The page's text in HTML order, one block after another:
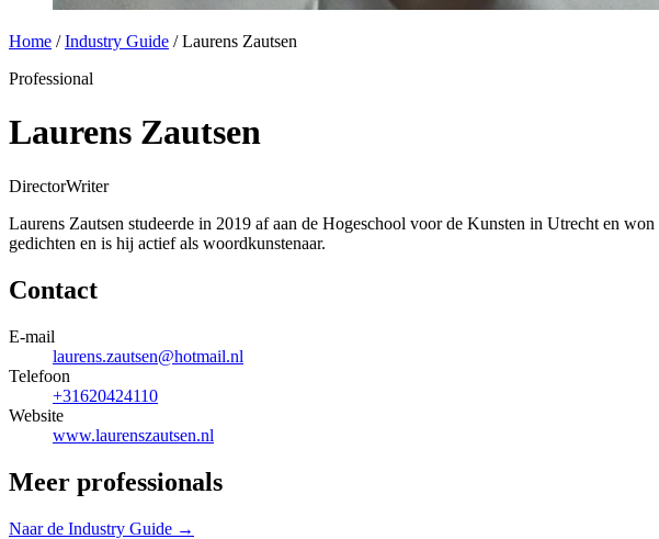
Home / Industry Guide / Laurens Zautsen
Professional
Laurens Zautsen
DirectorWriter
Laurens Zautsen studeerde in 2019 af aan de Hogeschool voor de Kunsten in Utrecht en
gedichten en is hij actief als woordkunstenaar.
Contact
E-mail
laurens.zautsen@hotmail.nl
Telefoon
+31620424110
Website
www.laurenszautsen.nl
Meer professionals
Naar de Industry Guide →